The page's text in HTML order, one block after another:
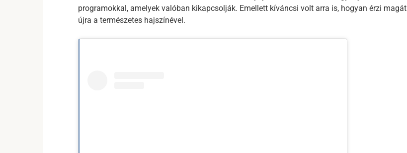
programokkal, amelyek valóban kikapcsolják. Emellett kíváncsi volt arra is, hogyan érzi magát
újra a természetes hajszínével.